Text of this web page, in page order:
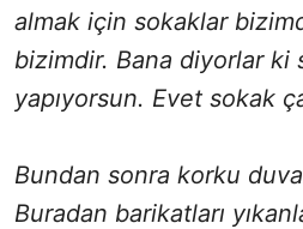
almak için sokaklar
bizimdir. Bana diyorlar ki
yapıyorsun. Evet sokak
Bundan sonra korku
Buradan barikatları